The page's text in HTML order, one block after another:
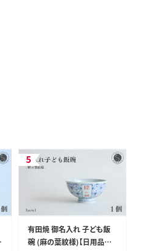
有田焼 御名入れ 子ども飯
碗 (麻の葉紋様)【日用品店b